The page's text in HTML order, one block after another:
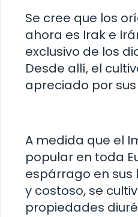
Se cree que los
ahora es Irak e
exclusivo de los
Desde allí, el
apreciado por
A medida que el
popular en toda
espárrago en sus
y costoso, se
propiedades